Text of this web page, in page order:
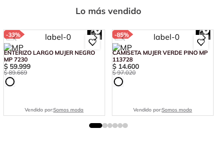
Lo más vendido
-33%
ENTERIZO LARGO MUJER NEGRO
MP 7230
$ 59.999
$ 89.669
Vendido por:Somos moda
-85%
CAMISETA MUJER VERDE PINO MP
113728
$ 14.600
$ 97.020
Vendido por:Somos moda